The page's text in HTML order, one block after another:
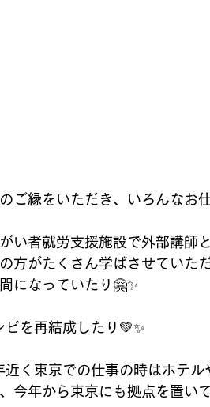
ご縁をいただき、いろんなお
い者就労支援施設で外部講師
方がたくさん学ばさせていた
になっていたり🤗✨
を再結成したり💚✨
く東京での仕事の時はホテ
今年から東京にも拠点を置い